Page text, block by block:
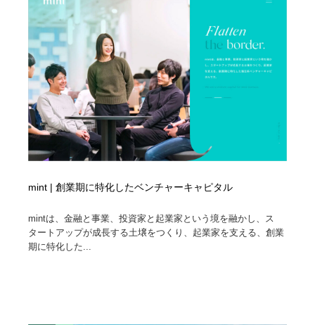
mint | 創業期に特化したベンチャーキャピタル
mintは、金融と事業、投資家と起業家という境を融かし、ス
タートアップが成長する土壌をつくり、起業家を支える、創業
期に特化した...